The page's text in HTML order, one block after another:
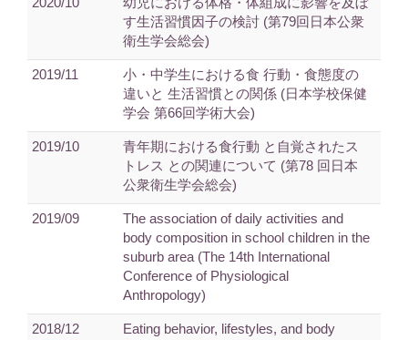
す生活習慣因子の検討 (第79回日本公衆
衛生学会総会)
2019/11
小・中学生における食 行動・食態度の
違いと 生活習慣との関係 (日本学校保健
学会 第66回学術大会)
2019/10
青年期における食行動 と自覚されたス
トレス との関連について (第78 回日本
公衆衛生学会総会)
2019/09
The association of daily activities and
body composition in school children in the
suburb area (The 14th International
Conference of Physiological
Anthropology)
2018/12 Eating behavior, lifestyles, and body